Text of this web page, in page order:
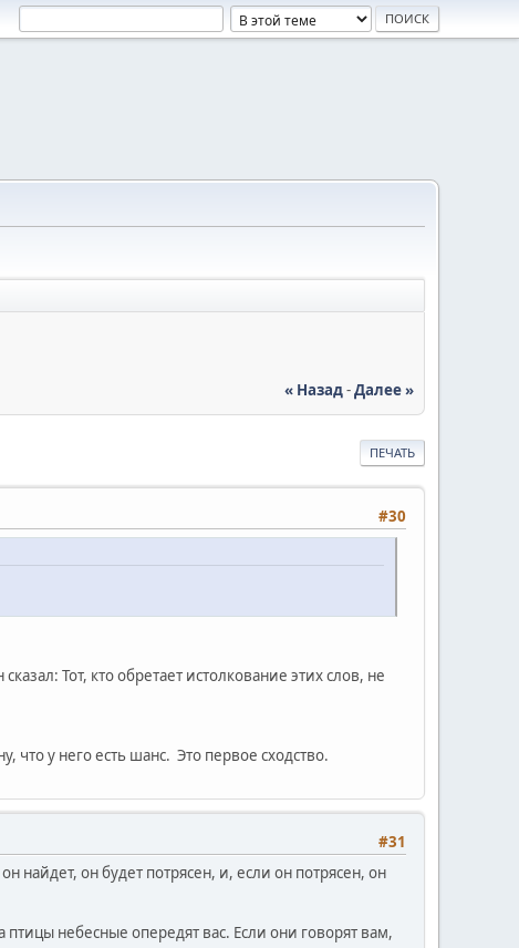
« Назад-Далее »
ПЕЧАТЬ
#30
Тот, кто обретает истолкование этих слов, не
что у него есть шанс. Это первое сходство.
#31
найдет, он будет потрясен, и, если он потрясен, он
птицы небесные опередят вас. Если они говорят вам,